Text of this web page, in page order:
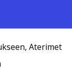
, Aterimet